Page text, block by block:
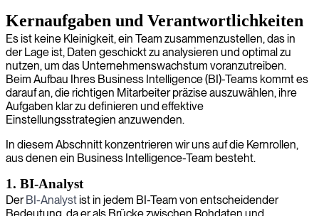
Kernaufgaben und Verantwortlichkeiten
Es ist keine Kleinigkeit, ein Team zusammenzustellen, das in
der Lage ist, Daten geschickt zu analysieren und optimal zu
nutzen, um das Unternehmenswachstum voranzutreiben.
Beim Aufbau Ihres Business Intelligence (BI)-Teams kommt es
darauf an, die richtigen Mitarbeiter präzise auszuwählen, ihre
Aufgaben klar zu definieren und effektive
Einstellungsstrategien anzuwenden.
In diesem Abschnitt konzentrieren wir uns auf die Kernrollen,
aus denen ein Business Intelligence-Team besteht.
1. BI-Analyst
DerBI-Analystist in jedem BI-Team von entscheidender